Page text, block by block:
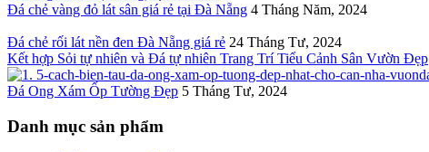
Đá chẻ vàng đỏ lát sân giá rẻ tại Đà Nẵng 4 Tháng Năm, 2024
Đá chẻ rối lát nền đen Đà Nẵng giá rẻ 24 Tháng Tư, 2024
Kết hợp Sỏi tự nhiên và Đá tự nhiên Trang Trí Tiểu Cảnh Sân Vườn Đẹp
Đá Ong Xám Ốp Tường Đẹp 5 Tháng Tư, 2024
Danh mục sản phẩm